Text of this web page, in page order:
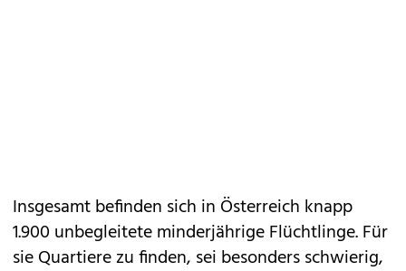
Insgesamt befinden sich in Österreich knapp
1.900 unbegleitete minderjährige Flüchtlinge. Für
sie Quartiere zu finden, sei besonders schwierig,